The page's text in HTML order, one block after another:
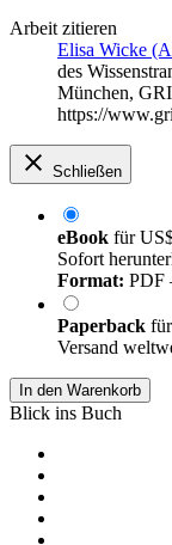
Arbeit zitieren
Elisa Wicke
des
München,
https://
Schließen
eBook für
Sofort
Format: PDF
Paperback für
Versand
In den Warenkorb
Blick ins Buch